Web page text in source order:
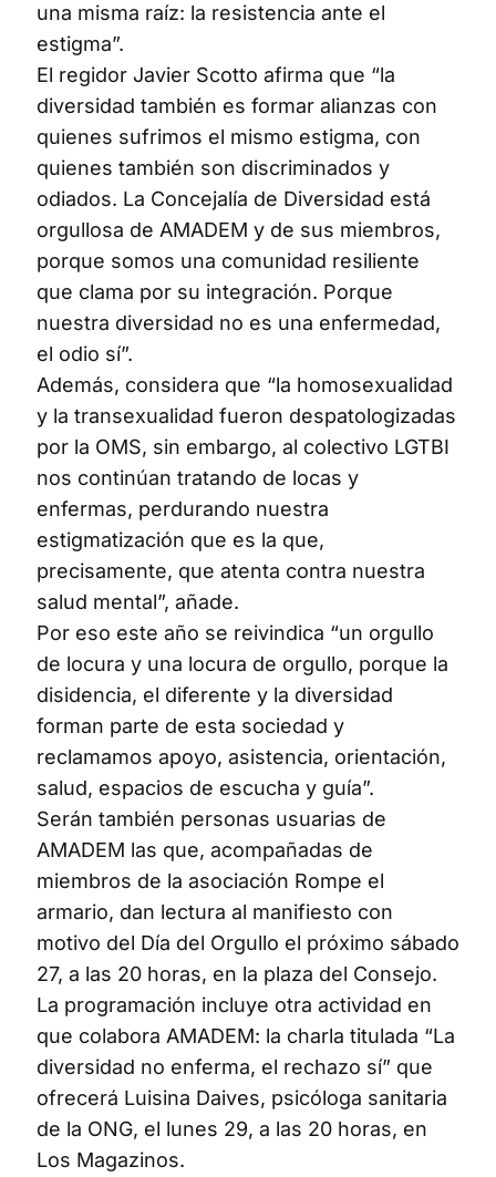
una misma raíz: la resistencia ante el
estigma”.
El regidor Javier Scotto afirma que “la
diversidad también es formar alianzas con
quienes sufrimos el mismo estigma, con
quienes también son discriminados y
odiados. La Concejalía de Diversidad está
orgullosa de AMADEM y de sus miembros,
porque somos una comunidad resiliente
que clama por su integración. Porque
nuestra diversidad no es una enfermedad,
el odio sí”.
Además, considera que “la homosexualidad
y la transexualidad fueron despatologizadas
por la OMS, sin embargo, al colectivo LGTBI
nos continúan tratando de locas y
enfermas, perdurando nuestra
estigmatización que es la que,
precisamente, que atenta contra nuestra
salud mental”, añade.
Por eso este año se reivindica “un orgullo
de locura y una locura de orgullo, porque la
disidencia, el diferente y la diversidad
forman parte de esta sociedad y
reclamamos apoyo, asistencia, orientación,
salud, espacios de escucha y guía”.
Serán también personas usuarias de
AMADEM las que, acompañadas de
miembros de la asociación Rompe el
armario, dan lectura al manifiesto con
motivo del Día del Orgullo el próximo sábado
27, a las 20 horas, en la plaza del Consejo.
La programación incluye otra actividad en
que colabora AMADEM: la charla titulada “La
diversidad no enferma, el rechazo sí” que
ofrecerá Luisina Daives, psicóloga sanitaria
de la ONG, el lunes 29, a las 20 horas, en
Los Magazinos.